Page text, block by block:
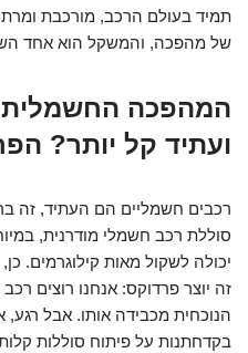
תמיד בעולם הרכב, מורכבת
של מהפכה, והמשקל הוא אחד
המהפכה
ועתיד קל יותר?
רכבים חשמליים הם העתיד, זה
סוללת רכב חשמלי מודרנית,
יכולה לשקול מאות קילוגרמים.
זה יוצר פרדוקס: אנחנו רוצים רכב
הנוכחית מכבידה אותו. אבל
בקדחתנות על פיתוח סוללות